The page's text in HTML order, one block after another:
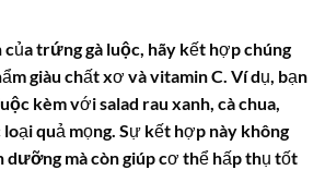
củatrứng gà luộc , hãy kết hợp chúng
giàu chất xơ và vitamin C. Ví dụ, bạn
kèm với salad rau xanh, cà chua,
quả mọng. Sự kết hợp này không
dưỡngmà còn giúp cơ thể hấp thụ tốt